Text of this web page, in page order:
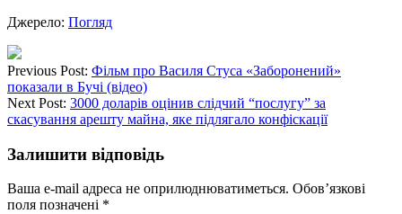
Джерело: Погляд
Previous Post: Фільм про Василя Стуса «Заборонений»
показали в Бучі (відео)
Next Post: 3000 доларів оцінив слідчий “послугу” за
скасування арешту майна, яке підлягало конфіскації
Залишити відповідь
Ваша e-mail адреса не оприлюднюватиметься. Обов’язкові
поля позначені *